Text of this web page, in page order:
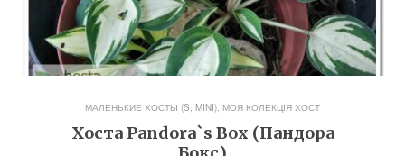
МАЛЕНЬКИЕ ХОСТЫ (S, MINI) МОЯ КОЛЕКЦІЯ ХОСТ
Хоста Pandora`s Box (Пандора